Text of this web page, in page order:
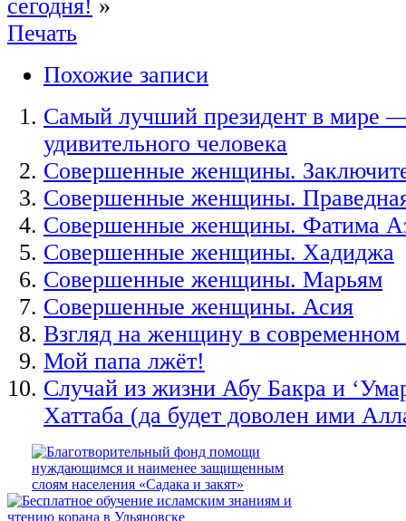
сегодня! »
Печать
Похожие записи
Самый лучший президент в мире
удивительного человека
Совершенные женщины.
Совершенные женщины.
Совершенные женщины. Фатима
Совершенные женщины. Хадиджа
Совершенные женщины. Марьям
Совершенные женщины. Асия
Взгляд на женщину в современном
Мой папа лжёт!
Случай из жизни Абу Бакра и
Хаттаба (да будет доволен ими